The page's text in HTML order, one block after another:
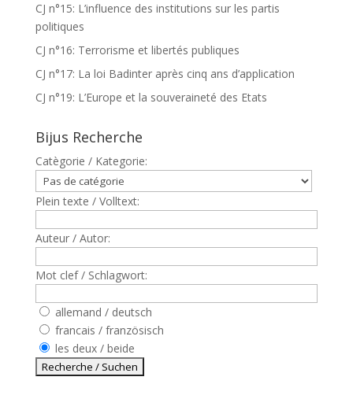
CJ n°15: L’influence des institutions sur les partis
politiques
CJ n°16: Terrorisme et libertés publiques
CJ n°17: La loi Badinter après cinq ans d’application
CJ n°19: L’Europe et la souveraineté des Etats
Bijus Recherche
Catègorie / Kategorie:
Plein texte / Volltext:
Auteur / Autor:
Mot clef / Schlagwort:
allemand / deutsch
francais / französisch
les deux / beide